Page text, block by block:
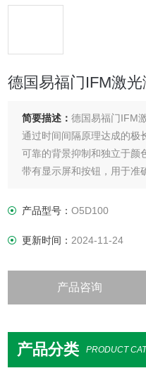
德国易福门IFM激
简要描述：德国易福门IFM
通过时间间隔原理达成的极
可靠的背景抑制和独立于颜
带有显示屏和按钮，用于准
光滑表面的可靠检测
产品型号：O5D100
更新时间：2024-11-24
产品咨询
产品分类 PRODUCT